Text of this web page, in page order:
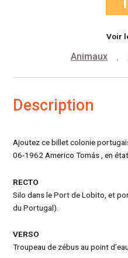
Voir
Animaux ,
Description
Ajoutez ce billet colonie
06-1962 Americo Tomás , en
RECTO
Silo dans le Port de Lobito, et
du Portugal).
VERSO
Troupeau de zébus au point